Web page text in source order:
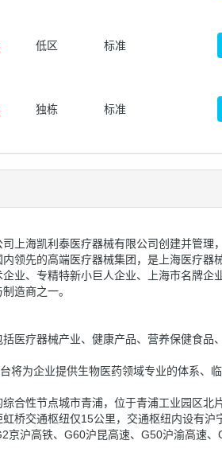
低区 标准
独栋 标准
上海凯利泰医疗器械有限公司创建并管理
领先的高端医疗器械集团，是上海医疗器
业、专精特新小巨人企业、上海市名牌企
造商之一。
医疗器械产业、健康产品、营养保健食品
将为企业提供生物医药领域专业的体系、
合性节点城市青浦，位于青浦工业园区北
桥交通枢纽仅15公里，交通枢纽内设有沪
京沪高铁、G60沪昆高速、G50沪渝高速、